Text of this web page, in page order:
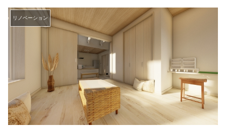
リノベーション